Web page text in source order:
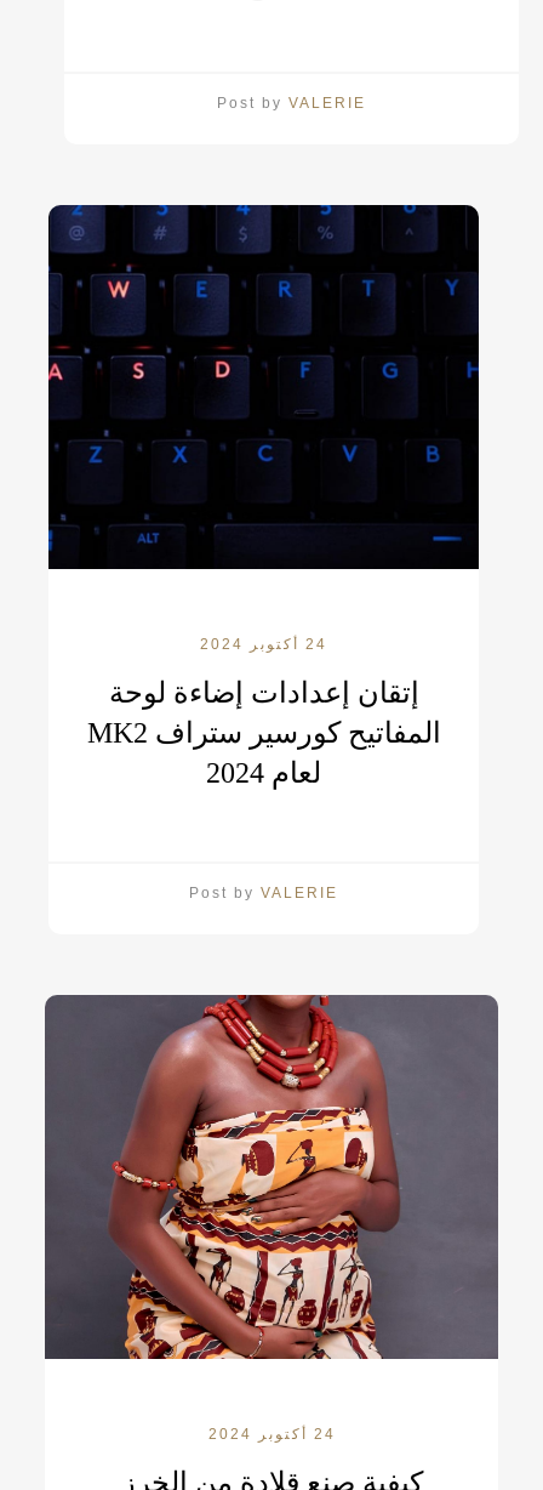
Post by VALERIE
24 أكتوبر 2024
إتقان إعدادات إضاءة لوحة
المفاتيح كورسير ستراف MK2
لعام 2024
Post by VALERIE
24 أكتوبر 2024
كيفية صنع قلادة من الخرز